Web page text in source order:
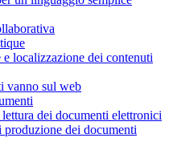
localizzazione dei contenuti
vanno sul web
dei documenti elettronici
dei documenti